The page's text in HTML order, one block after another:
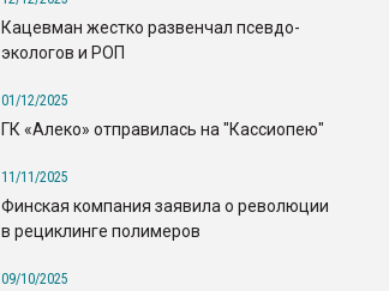
Кацевман жестко развенчал псевдо-
экологов и РОП
01/12/2025
ГК «Алеко» отправилась на "Кассиопею"
11/11/2025
Финская компания заявила о революции
в рециклинге полимеров
09/10/2025